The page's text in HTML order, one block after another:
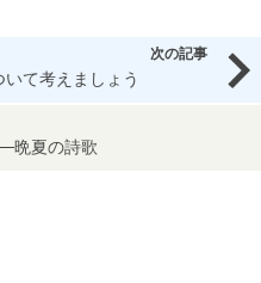
次の記事
て考えましょう
晩夏の詩歌